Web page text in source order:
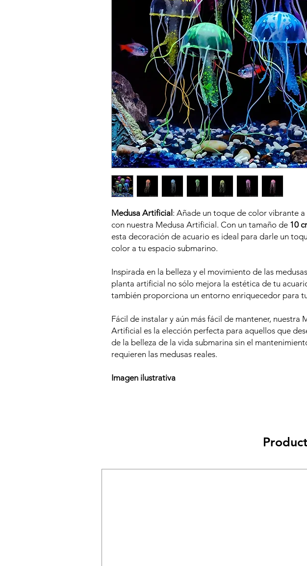
Medusa Artificial: Añade un toque de color vibrante
con nuestra Medusa Artificial. Con un tamaño de 10
esta decoración de acuario es ideal para darle un
color a tu espacio submarino.
Inspirada en la belleza y el movimiento de las
planta artificial no sólo mejora la estética de tu
también proporciona un entorno enriquecedor para
Fácil de instalar y aún más fácil de mantener, nuestra
Artificial es la elección perfecta para aquellos que
de la belleza de la vida submarina sin el
requieren las medusas reales.
Imagen ilustrativa